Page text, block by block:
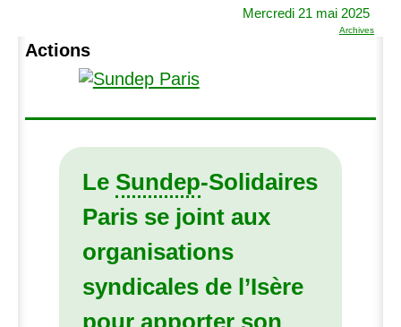
Mercredi 21 mai 2025
Archives
Actions
Le Sundep-Solidaires
Paris se joint aux
organisations
syndicales de l’Isère